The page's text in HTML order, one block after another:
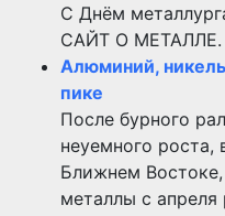
С Днём
САЙТ О МЕТАЛЛЕ.
Алюминий,
пике
После бурного
неуемного роста,
Ближнем
металлы с апреля